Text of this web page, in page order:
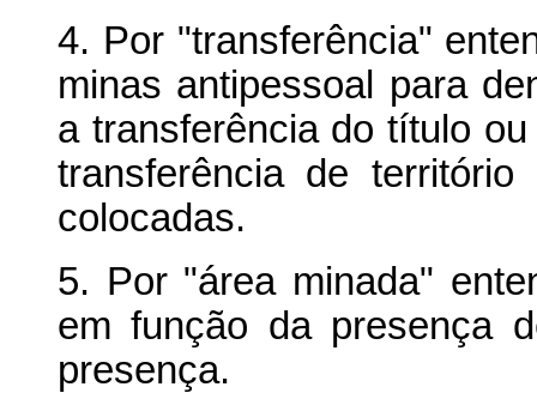
4. Por "transferência"
minas antipessoal para
a transferência do título
transferência de
colocadas.
5. Por "área minada"
em função da presença
presença.